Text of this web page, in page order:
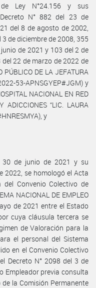
Ley N°24.156 y sus
N° 882 del 23 de
del 8 de agosto de 2002,
de diciembre de 2008, 355
de 2021 y 103 del 2 de
22 de marzo de 2022 de
PÚBLICO DE LA JEFATURA
53-APNSGYEP#JGM) y
NACIONAL EN RED
ADICCIONES “LIC. LAURA
y
30 de junio de 2021 y su
2022, se homologó el Acta
Convenio Colectivo de
NACIONAL DE EMPLEO
de 2021 entre el Estado
cuya cláusula tercera se
de Valoración para la
el personal del Sistema
en el Convenio Colectivo
Decreto N° 2098 del 3 de
Empleador previa consulta
la Comisión Permanente